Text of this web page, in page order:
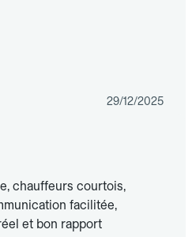
29/12/2025
chauffeurs courtois,
facilitée,
et bon rapport